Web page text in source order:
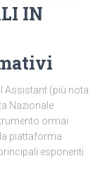
IN
Assistant (più nota
Nazionale
ormai
piattaforma
esponenti